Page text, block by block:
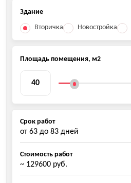
Здание
Вторичка
Новостройка
Площадь помещения, м2
Срок работ
от 63 до 83 дней
Стоимость работ
~ 129600 руб.